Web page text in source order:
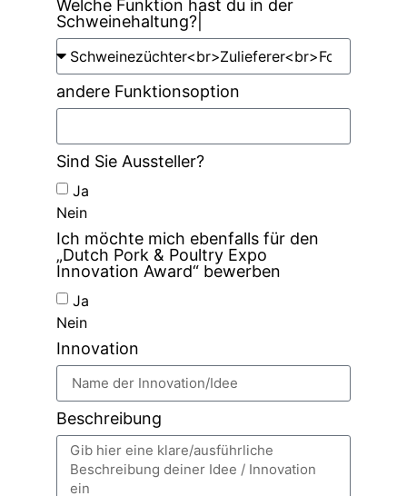
Welche Funktion hast du in der
Schweinehaltung?|
andere Funktionsoption
Sind Sie Aussteller?
Ja
Nein
Ich möchte mich ebenfalls für den
„Dutch Pork & Poultry Expo
Innovation Award“ bewerben
Ja
Nein
Innovation
Beschreibung